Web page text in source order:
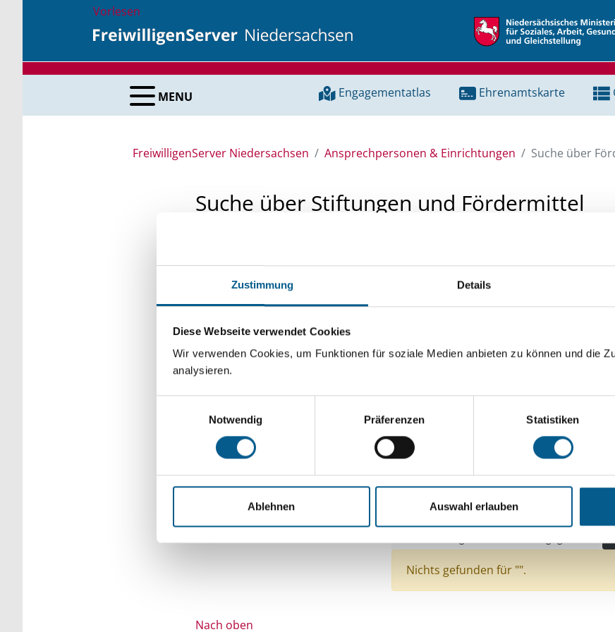
Zustimmung Details
Diese Webseite verwendet Cookies
Wir verwenden Cookies, um Funktionen für soziale Medien anbieten zu können und die
analysieren.
Notwendig
Präferenzen Statistiken
Ablehnen Auswahl erlauben
Vorlesen
MENU Engagementatlas Ehrenamtskarte
FreiwilligenServer Niedersachsen Ansprechpersonen & Einrichtungen Suche über
Suche über Stiftungen und Fördermittel
Sie suchen finanzielle Unterstützung für ein Projekt oder ein Vorhaben? Hier
unsere Fördermitteldatenbank und Stiftungsdatenbank recherchieren. Bei
Kleinschreibung beachten.
Bitte Suchbegriff eingeben. Ergebnisse können durch die Wahl von
verfeinert werden.
Aktive Filter:
Themen: Natur- & Umweltschutz
Themen:
Themen: Tierschutz
Themen:
Nichts gefunden für "".
Nach oben